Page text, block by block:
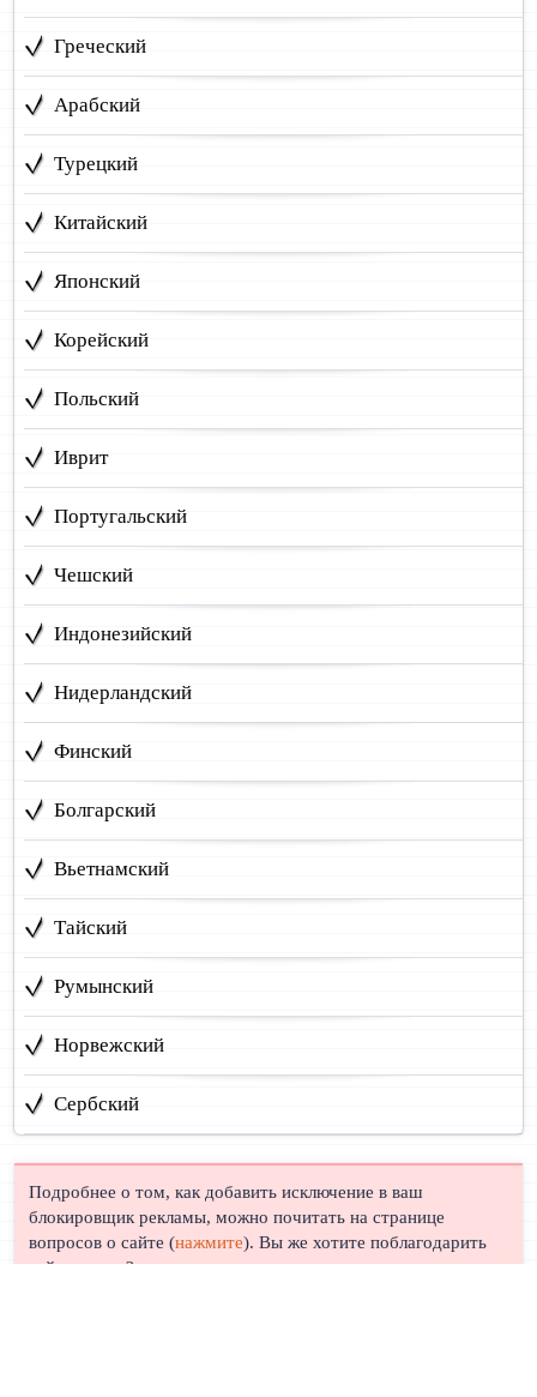
Греческий
Арабский
Турецкий
Китайский
Японский
Корейский
Польский
Иврит
Португальский
Чешский
Индонезийский
Нидерландский
Финский
Болгарский
Вьетнамский
Тайский
Румынский
Норвежский
Сербский
Подробнее о том, как добавить исключение в ваш
блокировщик рекламы, можно почитать на странице
вопросов о сайте (нажмите). Вы же хотите поблагодарить
сайт, правда?